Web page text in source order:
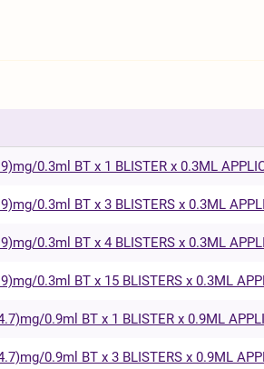
0.3ml BT x 1 BLISTER x 0.3ML
0.3ml BT x 3 BLISTERS x 0.3ML
0.3ml BT x 4 BLISTERS x 0.3ML
0.3ml BT x 15 BLISTERS x 0.3ML
0.9ml BT x 1 BLISTER x 0.9ML
0.9ml BT x 3 BLISTERS x 0.9ML